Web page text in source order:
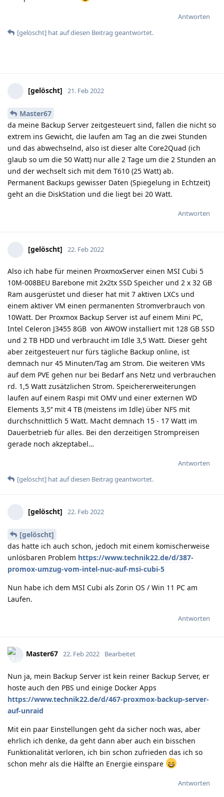
Antworten
[gelöscht] hatauf diesen Beitrag geantwortet.
[gelöscht] 21. Feb 2022
Master67
da meine Backup Server zeitgesteuert sind, fallen die nicht so
extrem ins Gewicht, die laufen am Tag an die zwei Stunden
und das abwechselnd, also ist dieser alte Core2Quad (ich
glaub so um die 50 Watt) nur alle 2 Tage um die 2 Stunden an
und der wechselt sich mit dem T610 (25 Watt) ab.
Permanent Backups gewisser Daten (Spiegelung in Echtzeit)
geht an die DiskStation und die liegt bei 20 Watt.
Antworten
[gelöscht] 22. Feb 2022
Also ich habe für meinen ProxmoxServer einen MSI Cubi 5
10M-008BEU Barebone mit 2x2tx SSD Speicher und 2 x 32 GB
Ram ausgerüstet und dieser hat mit 7 aktiven LXCs und
einem aktiver VM einen permanenten Stromverbrauch von
10Watt. Der Proxmox Backup Server ist auf einem Mini PC,
Intel Celeron J3455 8GB von AWOW installiert mit 128 GB SSD
und 2 TB HDD und verbraucht im Idle 3,5 Watt. Dieser geht
aber zeitgesteuert nur fürs tägliche Backup online, ist
demnach nur 45 Minuten/Tag am Strom. Die weiteren VMs
auf dem PVE gehen nur bei Bedarf ans Netz und verbrauchen
rd. 1,5 Watt zusätzlichen Strom. Speichererweiterungen
laufen auf einem Raspi mit OMV und einer externen WD
Elements 3,5‘‘ mit 4 TB (meistens im Idle) über NFS mit
durchschnittlich 5 Watt. Macht demnach 15 - 17 Watt im
Dauerbetrieb für alles. Bei den derzeitigen Strompreisen
gerade noch akzeptabel…
Antworten
[gelöscht] hatauf diesen Beitrag geantwortet.
[gelöscht] 22. Feb 2022
[gelöscht]
das hatte ich auch schon, jedoch mit einem komischerweise
unlösbaren Problem https://www.technik22.de/d/387-
promox-umzug-vom-intel-nuc-auf-msi-cubi-5
Nun habe ich dem MSI Cubi als Zorin OS / Win 11 PC am
Laufen.
Antworten
Master67 22. Feb 2022 Bearbeitet
Nun ja, mein Backup Server ist kein reiner Backup Server, er
hoste auch den PBS und einige Docker Apps
https://www.technik22.de/d/467-proxmox-backup-server-
auf-unraid
Mit ein paar Einstellungen geht da sicher noch was, aber
ehrlich ich denke, da geht dann aber auch ein bisschen
Funktionalität verloren, ich bin schon zufrieden das ich so
schon mehr als die Hälfte an Energie einspare
Antworten